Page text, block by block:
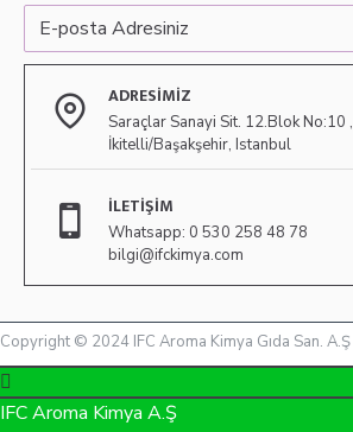
ADRESIMIZ
Saraçlar Sanayi Sit. 12.Blok No:10 ,
İkitelli/Başakşehir, Istanbul
İLETIŞIM
Whatsapp: 0 530 258 48 78
bilgi@ifckimya.com
Copyright © 2024 IFC Aroma Kimya Gıda San. A.Ş
IFC Aroma Kimya A.Ş